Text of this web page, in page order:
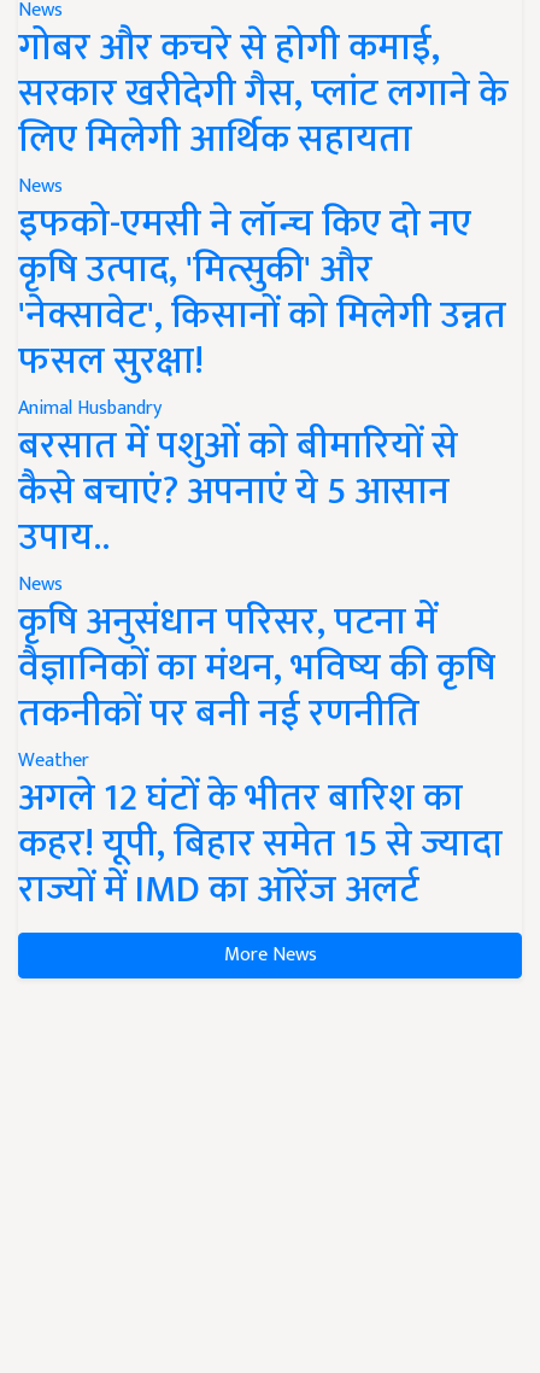
News
गोबर और कचरे से होगी कमाई,
सरकार खरीदेगी गैस, प्लांट लगाने के
लिए मिलेगी आर्थिक सहायता
News
इफको-एमसी ने लॉन्च किए दो नए
कृषि उत्पाद, 'मित्सुकी' और
'नेक्सावेट', किसानों को मिलेगी उन्नत
फसल सुरक्षा!
Animal Husbandry
बरसात में पशुओं को बीमारियों से
कैसे बचाएं? अपनाएं ये 5 आसान
उपाय..
News
कृषि अनुसंधान परिसर, पटना में
वैज्ञानिकों का मंथन, भविष्य की कृषि
तकनीकों पर बनी नई रणनीति
Weather
अगले 12 घंटों के भीतर बारिश का
कहर! यूपी, बिहार समेत 15 से ज्यादा
राज्यों में IMD का ऑरेंज अलर्ट
More News